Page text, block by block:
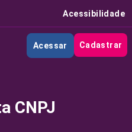
Acessibilidade
Acessar Cadastrar
CNPJ